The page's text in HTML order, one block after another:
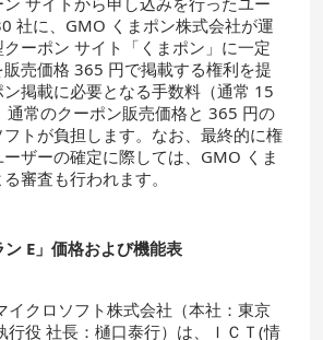
社に、GMO くまポン株式会社が運
ーポン サイト「くまポン」に一定
売価格 365 円で掲載する権利を提
掲載に必要となる手数料（通常 15
通常のクーポン販売価格と 365 円の
トが負担します。なお、最終的に権
ザーの確定に際しては、GMO くま
審査も行われます。
E」価格および機能表
イクロソフト株式会社（本社：東京
行役 社長：樋口泰行）は、ＩＣＴ(情